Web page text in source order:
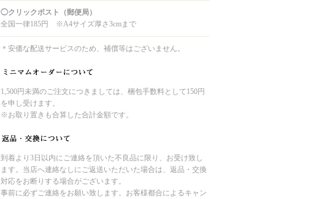
◯クリックポスト（郵便局）
全国一律185円 ※A4サイズ厚さ3cmまで
＊安価な配送サービスのため、補償等はございません。
1,500円未満のご注文につきましては、梱包手数料として150円
を申し受けます。
※お取り置きも合算した合計金額です。
到着より3日以内にご連絡を頂いた不良品に限り、お受け致し
ます。当店へ連絡なしにご返送いただいた場合は、返品・交換
対応をお断りする場合がございます。
事前に必ずご連絡をお願い致します。お客様都合によるキャン